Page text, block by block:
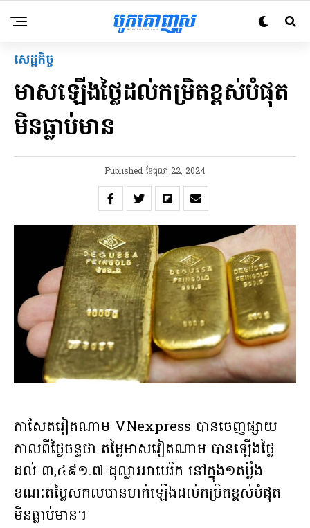
សេដ្ឋកិច្ច
មាសឡើងថ្លៃដល់កម្រិតខ្ពស់បំផុត
មិនធ្លាប់មាន
Published ខែ​តុលា 22, 2024
កាសែតវៀតណាម VNexpress បានចេញផ្សាយ
កាលពីថ្ងៃចន្ទថា តម្លៃមាសវៀតណាម បានឡើងថ្លៃ
ដល់ ៣,៤៩១.៧ ដុល្លារអាមេរិក នៅក្នុង១តម្លឹង
ខណៈតម្លៃសកលបានហក់ឡើងដល់កម្រិតខ្ពស់បំផុត
មិនធ្លាប់មាន។